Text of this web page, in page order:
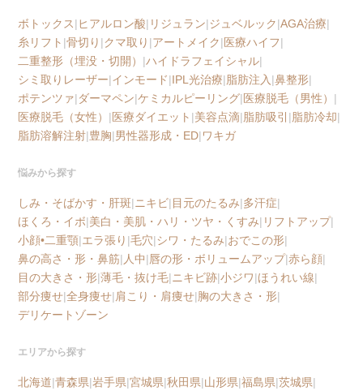
ボトックス|ヒアルロン酸| リジュラン|ジュベルック|AGA治療|
糸リフト |骨切り |クマ取り |アートメイク|医療ハイフ|
二重整形（埋没・切開） |ハイドラフェイシャル|
シミ取りレーザー|インモード|IPL光治療|脂肪注入 |鼻整形|
ポテンツァ|ダーマペン|ケミカルピーリング|医療脱毛（男性） |
医療脱毛（女性） |医療ダイエット |美容点滴|脂肪吸引 |脂肪冷却|
脂肪溶解注射|豊胸|男性器形成・ED|ワキガ
悩みから探す
しみ・そばかす・肝斑| ニキビ|目元のたるみ|多汗症|
ほくろ・イボ|美白・美肌・ハリ・ツヤ・くすみ| リフトアップ|
小顔•二重顎|エラ張り |毛穴|シワ・たるみ|おでこの形|
鼻の高さ・形・鼻筋| 人中|唇の形・ボリュームアップ|赤ら顔|
目の大きさ・形|薄毛・抜け毛| ニキビ跡|小ジワ|ほうれい線|
部分痩せ|全身痩せ|肩こり・肩痩せ|胸の大きさ・形|
デリケートゾーン
エリアから探す
北海道|青森県|岩手県|宮城県|秋田県|山形県|福島県|茨城県|